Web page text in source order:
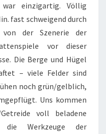
einzigartig. Völlig
fast schweigend durch
von der Szenerie der
vor dieser
Die Berge und Hügel
– viele Felder sind
noch grün/gelblich,
Uns kommen
voll beladene
die Werkzeuge der